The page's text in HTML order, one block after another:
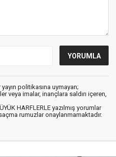
politikasına uymayan;
veya imalar, inançlara saldırı içeren,
HARFLERLE yazılmış yorumlar
rumuzlar onaylanmamaktadır.